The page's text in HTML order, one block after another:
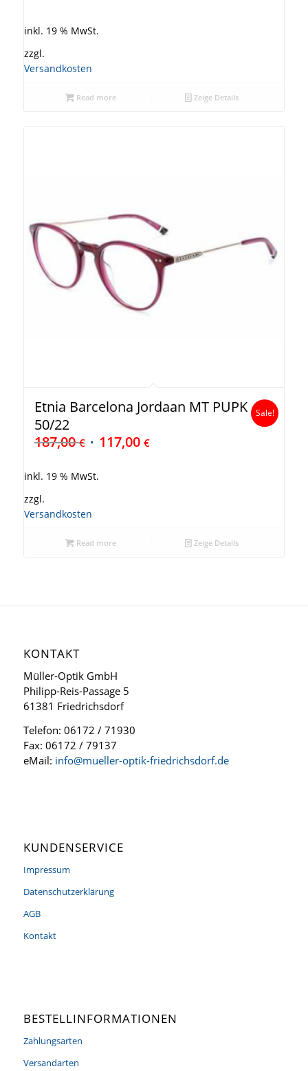
inkl. 19 % MwSt.
zzgl.
Versandkosten
Read more Zeige Details
Etnia Barcelona Jordaan MT PUPK
50/22
187,00€ 117,00 €
Sale!
inkl. 19 % MwSt.
zzgl.
Versandkosten
Read more Zeige Details
KONTAKT
Müller-Optik GmbH
Philipp-Reis-Passage 5
61381 Friedrichsdorf
Telefon: 06172 / 71930
Fax: 06172 / 79137
eMail: info@mueller-optik-friedrichsdorf.de
KUNDENSERVICE
Impressum
Datenschutzerklärung
AGB
Kontakt
BESTELLINFORMATIONEN
Zahlungsarten
Versandarten